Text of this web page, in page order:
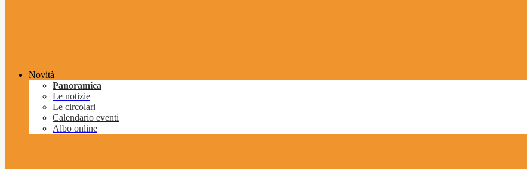
Novità
Panoramica
Le notizie
Le circolari
Calendario eventi
Albo online